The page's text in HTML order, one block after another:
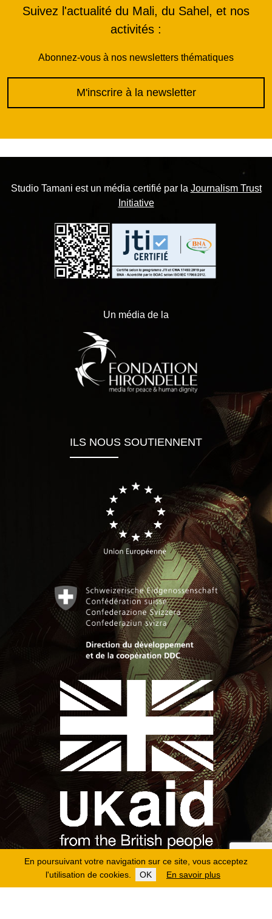
En poursuivant votre navigation sur ce site, vous acceptez
l'utilisation de cookies.
OK En savoir plus
Suivez l'actualité du Mali, du Sahel, et nos
activités :
Abonnez-vous à nos newsletters thématiques
M'inscrire à la newsletter
Studio Tamani est un média certifié par la Journalism Trust
Initiative
Un média de la
ILS NOUS SOUTIENNENT